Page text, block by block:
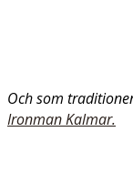
Och som
Ironman Kalmar.